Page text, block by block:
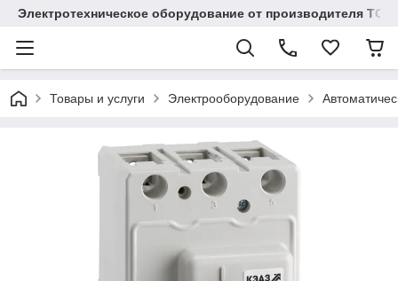
Электротехническое оборудование от производителя TOO
Товары и услуги Электрооборудование